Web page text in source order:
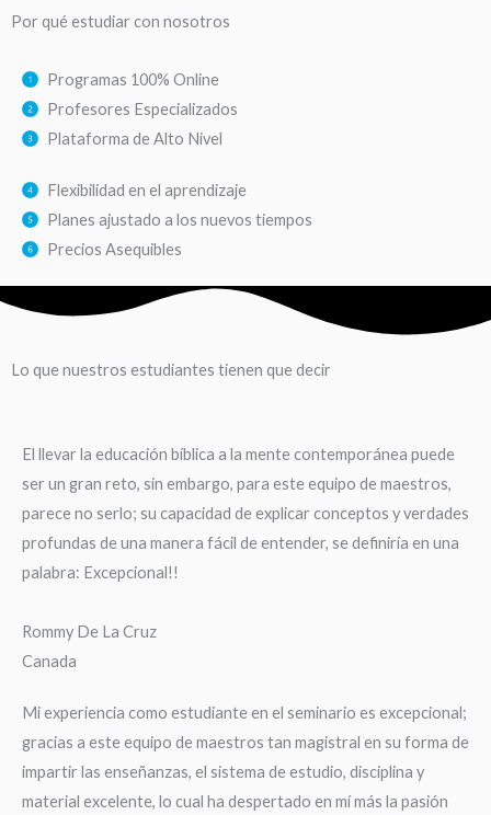
Por qué estudiar con nosotros
Programas 100% Online
Profesores Especializados
Plataforma de Alto Nivel
Flexibilidad en el aprendizaje
Planes ajustado a los nuevos tiempos
Precios Asequibles
Lo que nuestros estudiantes tienen que decir
El llevar la educación bíblica a la mente contemporánea puede
ser un gran reto, sin embargo, para este equipo de maestros,
parece no serlo; su capacidad de explicar conceptos y verdades
profundas de una manera fácil de entender, se definiría en una
palabra: Excepcional!!
Rommy De La Cruz
Canada
Mi experiencia como estudiante en el seminario es excepcional;
gracias a este equipo de maestros tan magistral en su forma de
impartir las enseñanzas, el sistema de estudio, disciplina y
material excelente, lo cual ha despertado en mí más la pasión